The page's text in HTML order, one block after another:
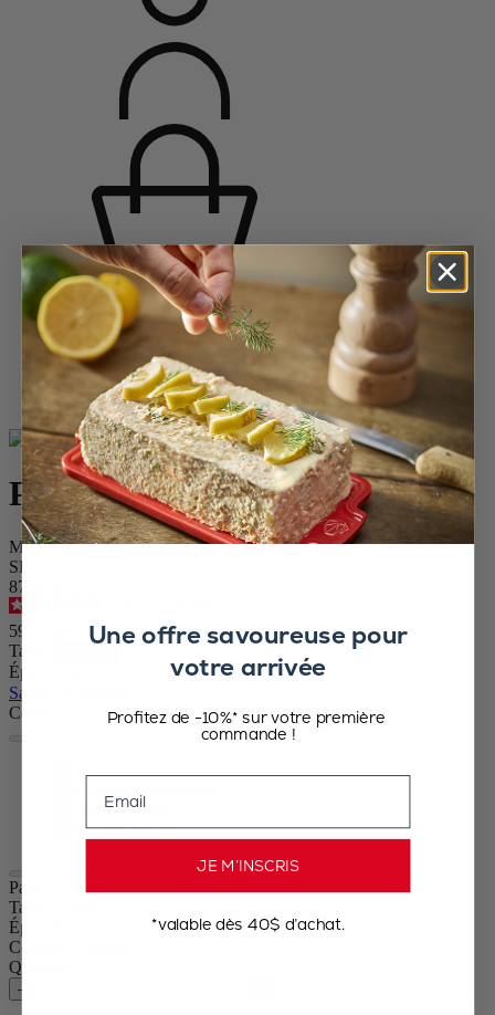
Accueil
Saveurs d'épices
Moulins à poivre
Moulins à poivre en bois
Paris
Paris
Moulin à poivre manuel en bois couleur chocolat 18 cm
SKU
870418/1
59,95 $CA
Taille
Épice
Sauter le carrousel
Couleur
Olivier
Naturel
Paris
Taille
Épice
Couleur
Quantité
–
Une offre savoureuse pour
votre arrivée
Profitez de -10%* sur votre première
commande !
JE M’INSCRIS
*valable dès 40$ d’achat.